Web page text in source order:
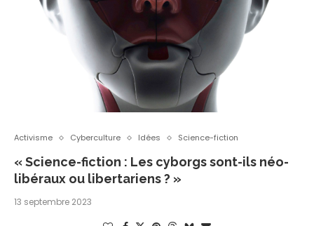
Activisme Cyberculture Idées Science-fiction
« Science-fiction : Les cyborgs sont-ils néo-
libéraux ou libertariens ? »
13 septembre 2023